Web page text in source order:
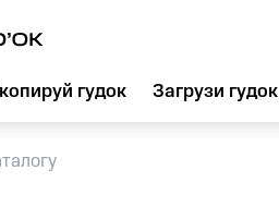
гудок Загрузи гудок